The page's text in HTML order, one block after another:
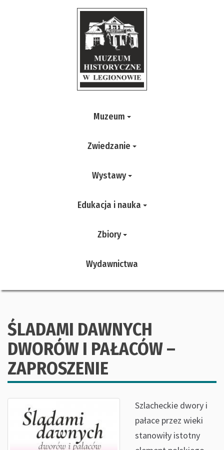
Muzeum
Zwiedzanie
Wystawy
Edukacja i nauka
Zbiory
Wydawnictwa
ŚLADAMI DAWNYCH
DWORÓW I PAŁACÓW –
ZAPROSZENIE
Szlacheckie dwory i
pałace przez wieki
stanowiły istotny